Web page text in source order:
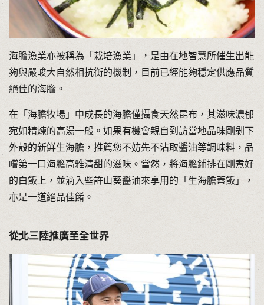
海膽漁業亦被稱為「栽培漁業」，是由在地智慧所催生出能
夠與嚴峻大自然相抗衡的機制，目前已經能夠穩定供應品質
絕佳的海膽。
在「海膽牧場」中成長的海膽僅攝食天然昆布，其滋味濃郁
宛如精煉的高湯一般。如果有機會親自到訪當地品味剛剝下
外殼的新鮮生海膽，推薦您不妨先不沾取醬油等調味料，品
嚐第一口海膽高雅清甜的滋味。當然，將海膽鋪排在剛煮好
的白飯上，並滴入些許山葵醬油來享用的「生海膽蓋飯」，
亦是一道絕品佳餚。
從北三陸推廣至全世界